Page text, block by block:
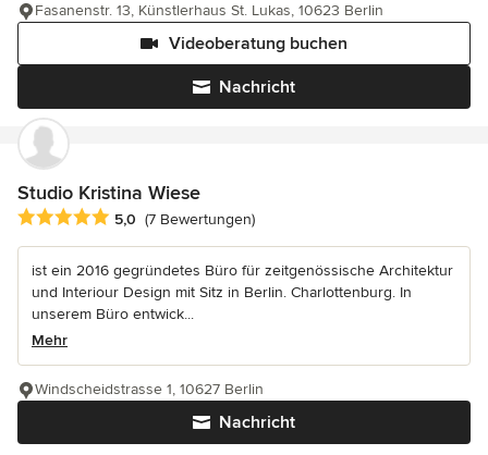
Nachricht
Videoberatung buchen
Fasanenstr. 13, Künstlerhaus St. Lukas, 10623 Berlin
Studio Kristina Wiese
Durchschnittliche Bewertung: 5 von 5 Sternen
5,0 (7 Bewertungen)
ist ein 2016 gegründetes Büro für zeitgenössische Architektur
und Interiour Design mit Sitz in Berlin. Charlottenburg. In
unserem Büro entwick...
Mehr
Nachricht
Windscheidstrasse 1, 10627 Berlin